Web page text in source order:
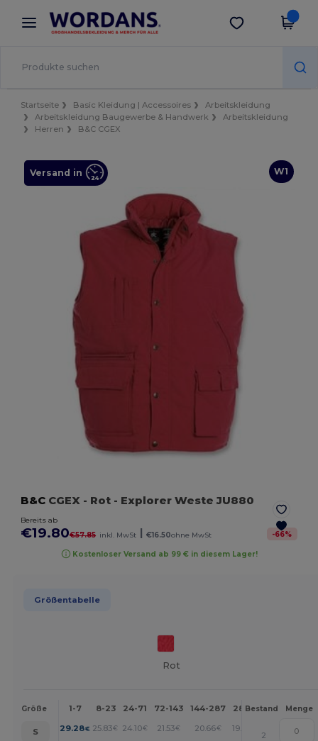
× Wordans App
Bessere Preise in der App!
App holen
Startseite Basic Kleidung | Accessoires
Arbeitskleidung
Arbeitskleidung Baugewerbe & Handwerk
Arbeitskleidung
Herren
B&C CGEX
W1
Versand in
B&C CGEX - Rot - Explorer Weste JU880
Bereits ab
€19.80€57.85 inkl. MwSt | €16.50ohne MwSt -66%
Kostenloser Versand ab 99 € in diesem Lager!
Größentabelle
Rot
Größe 1-7 8-23 24-71 72-143 144-287 288 + Mehr
Bestand Menge
S 29.28€ 25.83€ 24.10€ 21.53€ 20.66€ 19.80
2